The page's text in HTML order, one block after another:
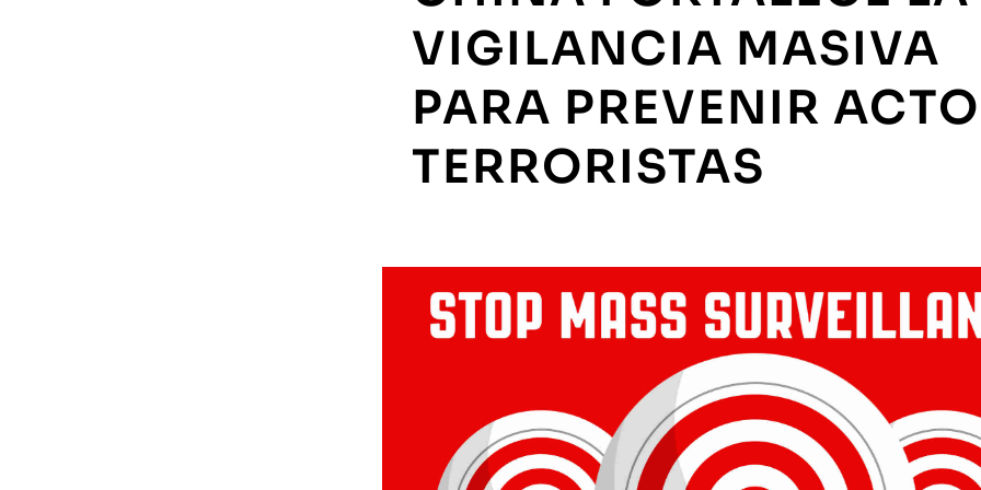
VIGILANCIA MASIVA
PARA PREVENIR
TERRORISTAS